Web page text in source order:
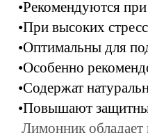
•Рекомендуются
•При высоких
•Оптимальны для
•Особенно
•Содержат
•Повышают
Лимонник